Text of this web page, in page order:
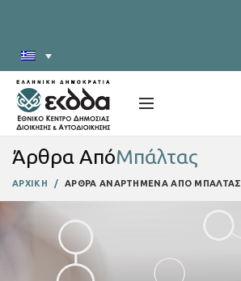
Άρθρα ΑπόΜπάλτας
ΑΡΧΙΚΗ ΑΡΘΡΑ ΑΝΑΡΤΗΜΕΝΑ ΑΠΟ ΜΠΑΛΤΑΣ